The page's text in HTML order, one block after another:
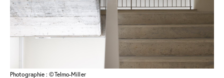
Photographie : ©Telmo-Miller